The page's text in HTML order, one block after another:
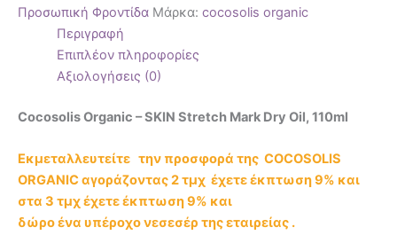
Προσωπική Φροντίδα Μάρκα: cocosolis organic
Περιγραφή
Επιπλέον πληροφορίες
Αξιολογήσεις (0)
Cocosolis Organic – SKIN Stretch Mark Dry Oil, 110ml
Εκμεταλλευτείτε την προσφορά της COCOSOLIS
ORGANIC αγοράζοντας 2 τμχ έχετε έκπτωση 9% και
στα 3 τμχ έχετε έκπτωση 9% και
δώρο ένα υπέροχο νεσεσέρ της εταιρείας .